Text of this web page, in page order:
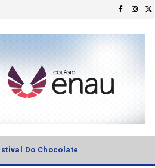
Do Chocolate